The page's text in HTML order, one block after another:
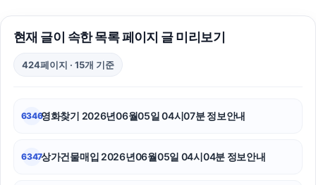
야구반티
네이버 검색광고
현재 글이 속한 목록 페이지 글 미리보기
424페이지 · 15개 기준
6346영화찾기 2026년06월05일 04시07분 정보안내
6347상가건물매입 2026년06월05일 04시04분 정보안내